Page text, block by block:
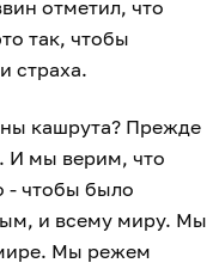
отметил, что
так, чтобы
страха.
кашрута? Прежде
И мы верим, что
- чтобы было
и всему миру. Мы
Мы режем